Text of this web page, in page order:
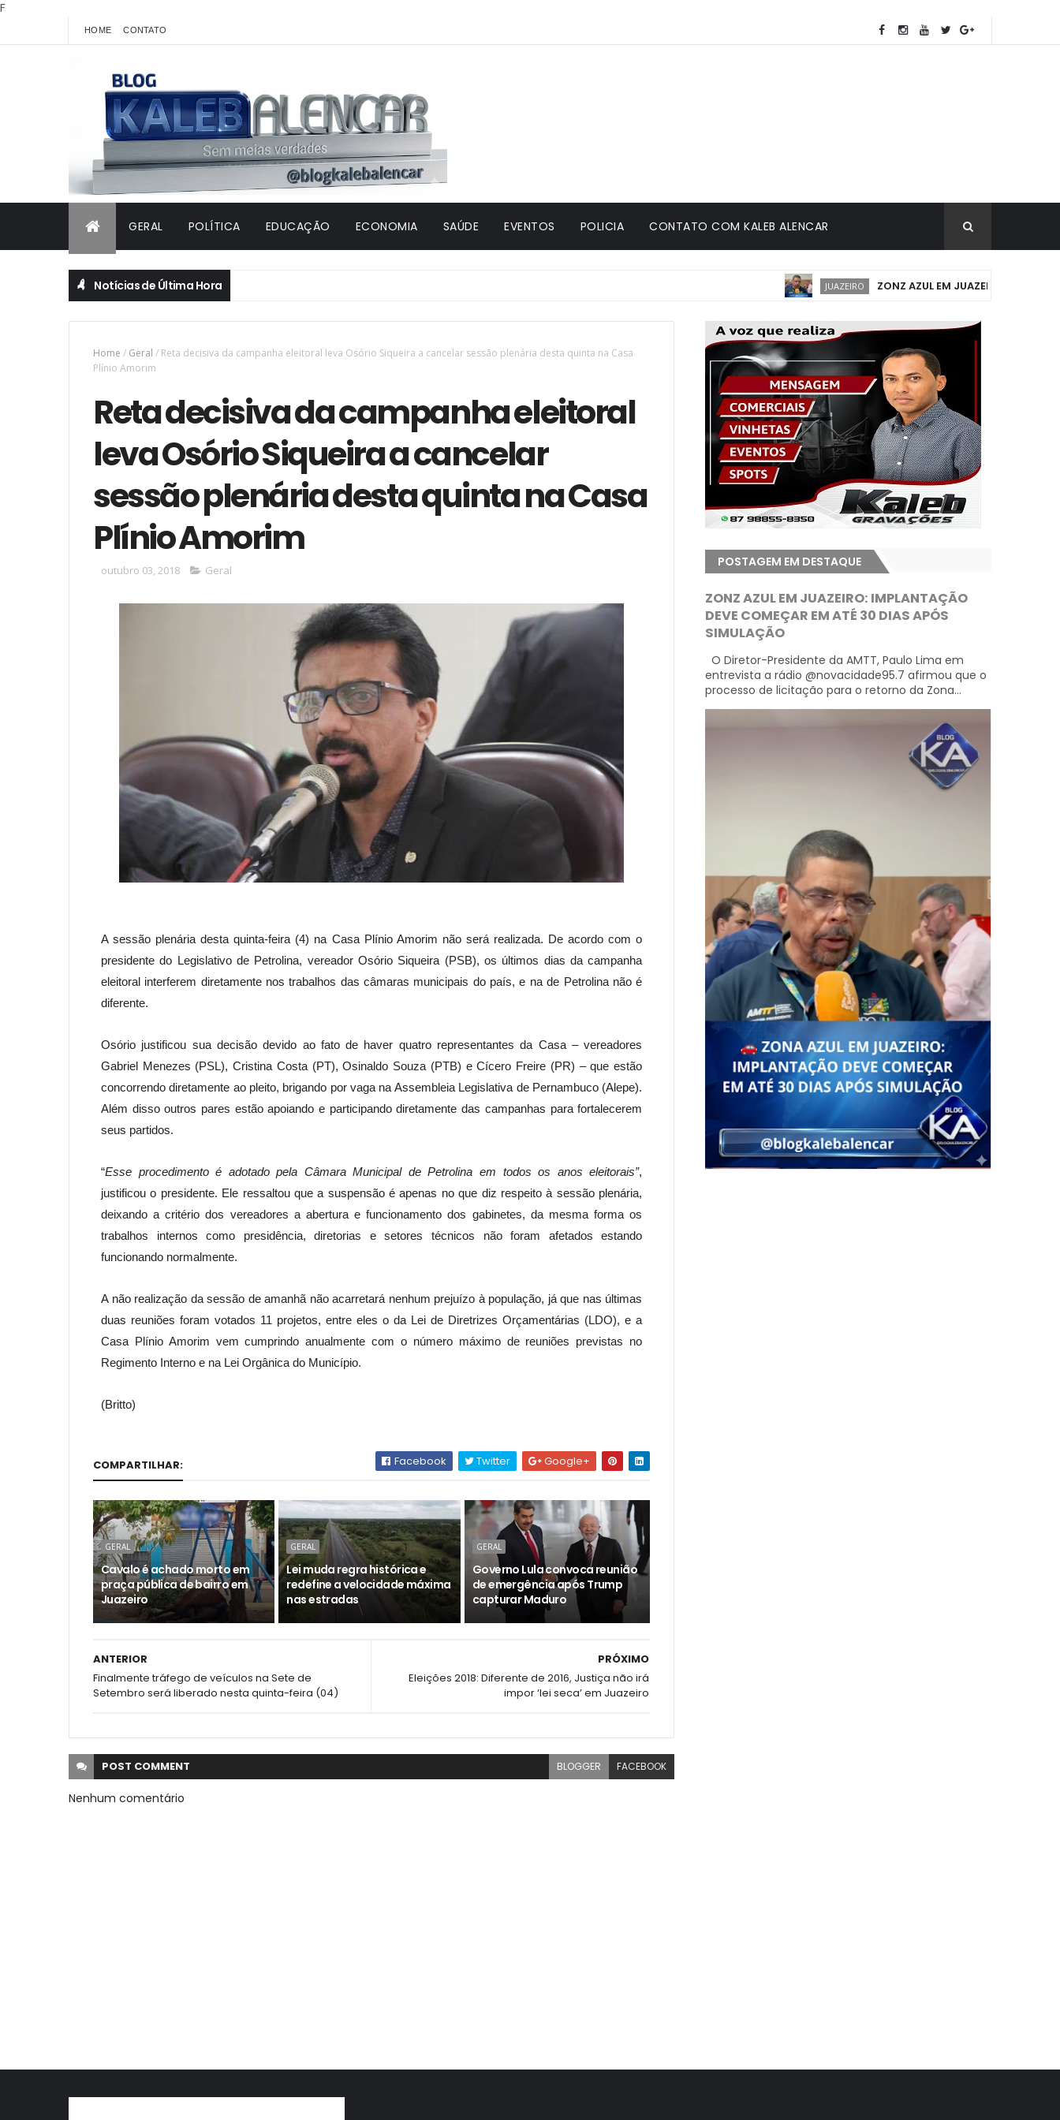
F
HOME CONTATO
GERAL POLÍTICA EDUCAÇÃO ECONOMIA SAÚDE EVENTOS POLICIA CONTATO COM KALEB ALENCAR
Notícias de Última Hora JUAZEIRO ZONZ AZUL EM JUAZEIRO:
Home / Geral / Reta decisiva da campanha eleitoral leva Osório Siqueira a cancelar sessão plenária desta quinta na Casa
Plínio Amorim
Reta decisiva da campanha eleitoral
leva Osório Siqueira a cancelar
sessão plenária desta quinta na Casa
Plínio Amorim
outubro 03, 2018 Geral
A sessão plenária desta quinta-feira (4) na Casa Plínio Amorim não será realizada. De acordo com o
presidente do Legislativo de Petrolina, vereador Osório Siqueira (PSB), os últimos dias da campanha
eleitoral interferem diretamente nos trabalhos das câmaras municipais do país, e na de Petrolina não é
diferente.
Osório justificou sua decisão devido ao fato de haver quatro representantes da Casa – vereadores
Gabriel Menezes (PSL), Cristina Costa (PT), Osinaldo Souza (PTB) e Cícero Freire (PR) – que estão
concorrendo diretamente ao pleito, brigando por vaga na Assembleia Legislativa de Pernambuco (Alepe).
Além disso outros pares estão apoiando e participando diretamente das campanhas para fortalecerem
seus partidos.
“Esse procedimento é adotado pela Câmara Municipal de Petrolina em todos os anos eleitorais”,
justificou o presidente. Ele ressaltou que a suspensão é apenas no que diz respeito à sessão plenária,
deixando a critério dos vereadores a abertura e funcionamento dos gabinetes, da mesma forma os
trabalhos internos como presidência, diretorias e setores técnicos não foram afetados estando
funcionando normalmente.
A não realização da sessão de amanhã não acarretará nenhum prejuízo à população, já que nas últimas
duas reuniões foram votados 11 projetos, entre eles o da Lei de Diretrizes Orçamentárias (LDO), e a
Casa Plínio Amorim vem cumprindo anualmente com o número máximo de reuniões previstas no
Regimento Interno e na Lei Orgânica do Município.
(Britto)
COMPARTILHAR: Facebook Twitter Google+
GERAL
Cavalo é achado morto em
praça pública de bairro em
Juazeiro
GERAL
Lei muda regra histórica e
redefine a velocidade máxima
nas estradas
GERAL
Governo Lula convoca reunião
de emergência após Trump
capturar Maduro
PRÓXIMO
Eleições 2018: Diferente de 2016, Justiça não irá
impor ‘lei seca’ em Juazeiro
ANTERIOR
Finalmente tráfego de veículos na Sete de
Setembro será liberado nesta quinta-feira (04)
POST COMMENT BLOGGER FACEBOOK
Nenhum comentário
POSTAGEM EM DESTAQUE
ZONZ AZUL EM JUAZEIRO: IMPLANTAÇÃO
DEVE COMEÇAR EM ATÉ 30 DIAS APÓS
SIMULAÇÃO
O Diretor-Presidente da AMTT, Paulo Lima em
entrevista a rádio @novacidade95.7 afirmou que o
processo de licitação para o retorno da Zona...